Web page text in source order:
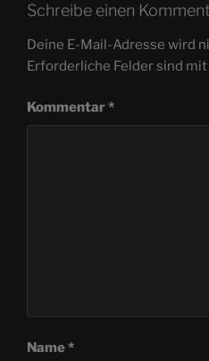
Schreibe einen
Deine E-Mail-Adresse wird
Erforderliche Felder sind mit
Kommentar*
Name*